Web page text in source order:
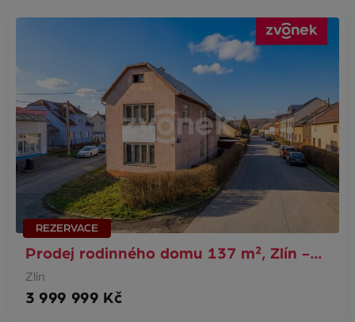
REZERVACE
Prodej rodinného domu 137 m², Zlín -…
Zlín
3 999 999 Kč